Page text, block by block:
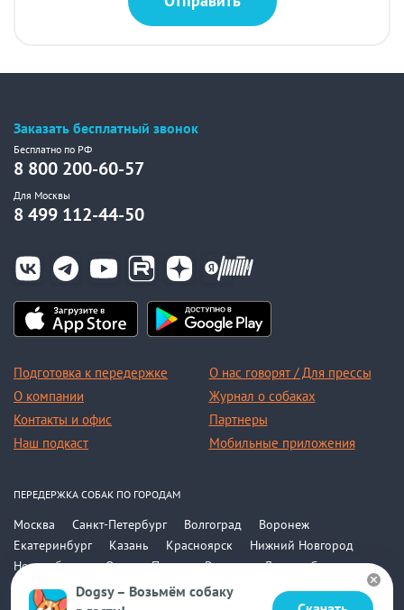
Dogsy – Возьмём собаку
Заказать бесплатный звонок
Бесплатно по РФ
8 800 200-60-57
Для Москвы
8 499 112-44-50
Подготовка к передержке
О компании
Контакты и офис
Наш подкаст
О нас говорят / Для прессы
Журнал о собаках
Партнеры
Мобильные приложения
ПЕРЕДЕРЖКА СОБАК ПО ГОРОДАМ
Москва Санкт-Петербург Волгоград
Воронеж
Екатеринбург
Казань Красноярск
Нижний Новгород
Новосибирск
Омск Пермь Ростов-на-Дону
Самара
Саратов
Уфа Челябинск Все города